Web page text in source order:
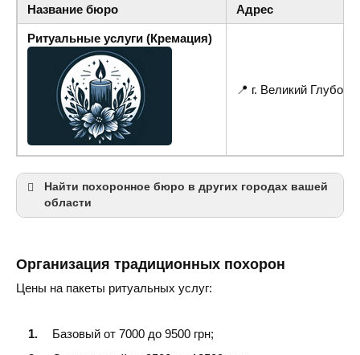
Название бюро Адрес
Ритуальные услуги (Кремация)
📍 г. Великий
Найти похоронное бюро в других городах вашей
области
Кременец
Чортков
Организация традиционных похорон
Цены на пакеты ритуальных услуг:
Базовый от 7000 до 9500 грн;